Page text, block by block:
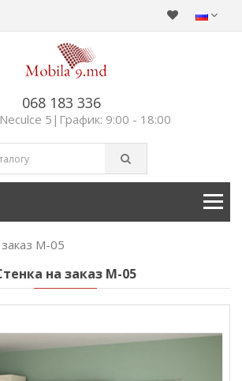
068 183 336
5|График: 9:00 - 18:00
М-05
на заказ М-05